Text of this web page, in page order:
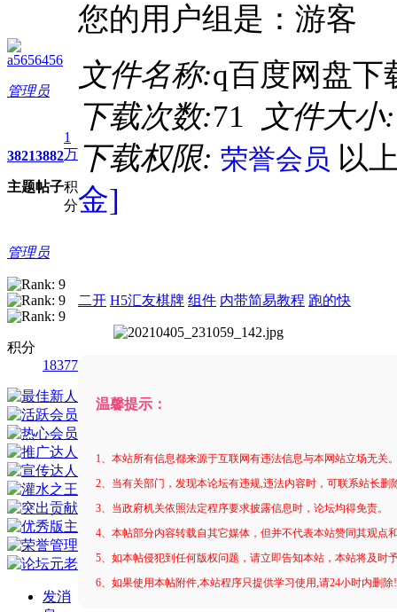
a5656456
管理员
3821
主题
3882
帖子
1
万
积
分
管理员
积分
18377
发消
您的用户组是：游客
文件名称:q百度网盘
下载次数:71 文件大小:
下载权限: 荣誉会员 以
金]
二开 H5汇友棋牌 组件 内带简易教程 跑的快
温馨提示：
1、本站所有信息都来源于互联网有违法信息与本网站立场无关
2、当有关部门，发现本论坛有违规,违法内容时，可联系站长删
3、当政府机关依照法定程序要求披露信息时，论坛均得免责。
4、本帖部分内容转载自其它媒体，但并不代表本站赞同其观点
5、如本帖侵犯到任何版权问题，请立即告知本站，本站将及时
6、如果使用本帖附件,本站程序只提供学习使用,请24小时内删